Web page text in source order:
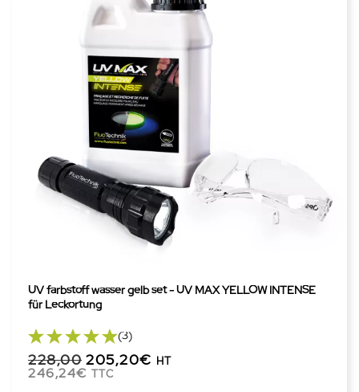
UV farbstoff wasser gelb set - UV MAX YELLOW INTENSE
für Leckortung
(3)
228,00 205,20€ HT
246,24€ TTC